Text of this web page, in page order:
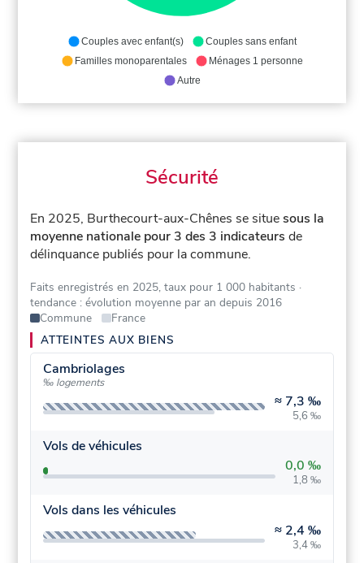
Couples avec enfant(s)
Couples sans enfant
Familles monoparentales
Ménages 1 personne
Autre
Sécurité
En 2025, Burthecourt-aux-Chênes se situesous la
moyenne nationale pour 3 des 3 indicateurs de
délinquance publiés pour la commune.
Faits enregistrés en 2025, taux pour 1 000 habitants ·
tendance : évolution moyenne par an depuis 2016
Commune
France
ATTEINTES AUX BIENS
Cambriolages
‰ logements
≈ 7,3 ‰
5,6 ‰
Vols de véhicules
0,0 ‰
1,8 ‰
Vols dans les véhicules
≈ 2,4 ‰
3,4 ‰